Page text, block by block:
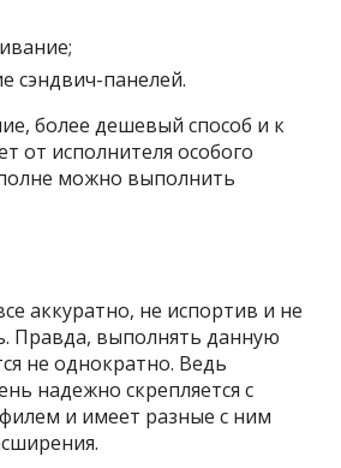
сэндвич-панелей.
более дешевый способ и к
от исполнителя особого
можно выполнить
аккуратно, не испортив и не
Правда, выполнять данную
не однократно. Ведь
надежно скрепляется с
и имеет разные с ним